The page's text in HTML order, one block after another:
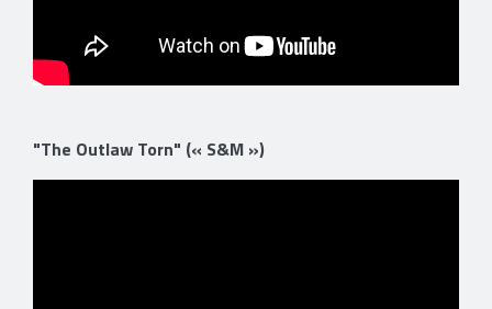
"The Outlaw Torn" (« S&M »)